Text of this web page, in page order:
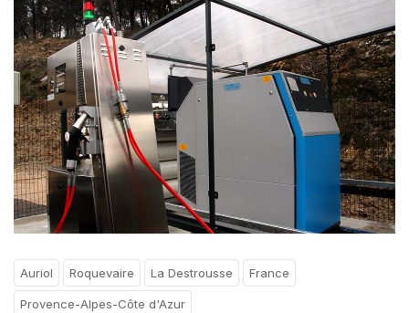
Auriol Roquevaire La Destrousse France
Provence-Alpes-Côte d'Azur